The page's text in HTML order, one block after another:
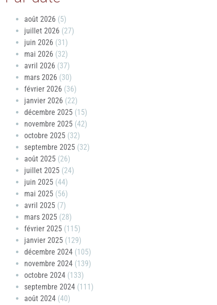
août 2026 (5)
juillet 2026 (27)
juin 2026 (31)
mai 2026 (32)
avril 2026 (37)
mars 2026 (30)
février 2026 (36)
janvier 2026 (22)
décembre 2025 (15)
novembre 2025 (42)
octobre 2025 (32)
septembre 2025 (32)
août 2025 (26)
juillet 2025 (24)
juin 2025 (44)
mai 2025 (56)
avril 2025 (7)
mars 2025 (28)
février 2025 (115)
janvier 2025 (129)
décembre 2024 (105)
novembre 2024 (139)
octobre 2024 (133)
septembre 2024 (111)
août 2024 (40)